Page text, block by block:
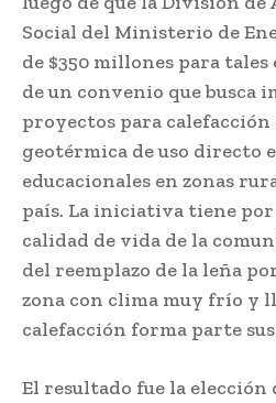
Social del Ministerio de
de $350 millones para tales
de un convenio que busca
proyectos para calefacción
geotérmica de uso directo
educacionales en zonas
país. La iniciativa tiene
calidad de vida de la
del reemplazo de la leña
zona con clima muy frío y
calefacción forma parte
El resultado fue la